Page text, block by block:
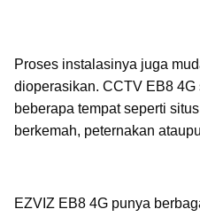
Proses instalasinya juga
dioperasikan. CCTV EB8
beberapa tempat seperti
berkemah, peternakan
EZVIZ EB8 4G punya